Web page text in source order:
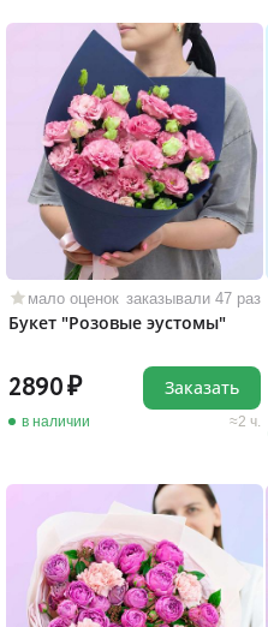
мало оценок заказывали 47 раз
Букет "Розовые эустомы"
2890
в наличии 2 ч.
Заказать